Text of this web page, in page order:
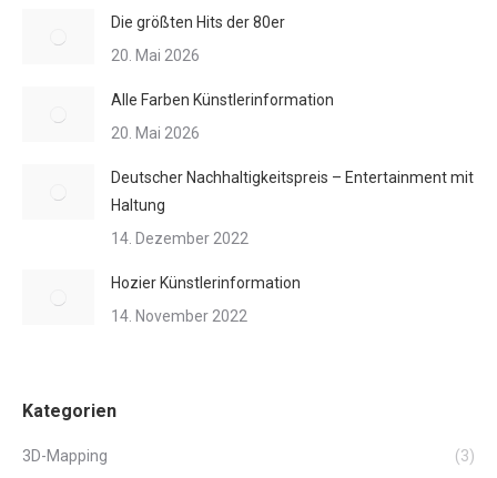
Die größten Hits der 80er
20. Mai 2026
Alle Farben Künstlerinformation
20. Mai 2026
Deutscher Nachhaltigkeitspreis – Entertainment mit
Haltung
14. Dezember 2022
Hozier Künstlerinformation
14. November 2022
Kategorien
3D-Mapping
(3)